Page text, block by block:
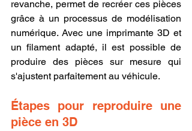
revanche, permet de recréer ces pièces
grâce à un processus de modélisation
numérique. Avec une imprimante 3D et
un filament adapté, il est possible de
produire des pièces sur mesure qui
s'ajustent parfaitement au véhicule.
Étapes pour reproduire une
pièce en 3D